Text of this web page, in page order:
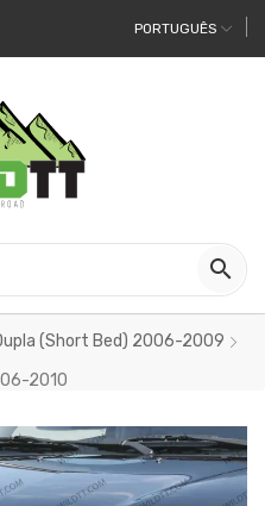
PORTUGUÊS

(Short Bed) 2006-2009
2010